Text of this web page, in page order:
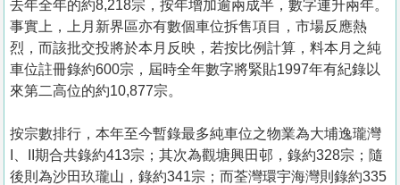
去年全年的約8,218宗，按年增加逾兩成半，數字連升兩年。
事實上，上月新界區亦有數個車位拆售項目，市場反應熱
烈，而該批交投將於本月反映，若按比例計算，料本月之純
車位註冊錄約600宗，屆時全年數字將緊貼1997年有紀錄以
來第二高位的約10,877宗。
按宗數排行，本年至今暫錄最多純車位之物業為大埔逸瓏灣
I、II期合共錄約413宗；其次為觀塘興田邨，錄約328宗；隨
後則為沙田玖瓏山，錄約341宗；而荃灣環宇海灣則錄約335